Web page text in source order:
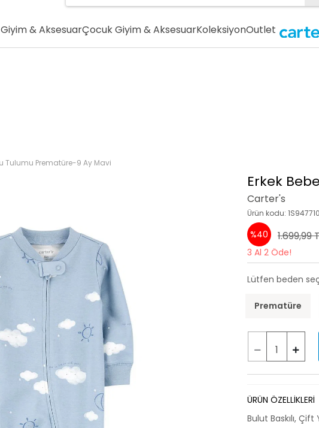
& AksesuarÇocuk Giyim & AksesuarKoleksiyonOutlet
Tulumu Prematüre-9 Ay Mavi
Erkek
Carter's
Ürün kodu: 1S947710
%40 1.699,99
3 Al 2 Öde!
Lütfen beden
Prematüre
ÜRÜN ÖZELLİKLERİ
Bulut Baskılı,